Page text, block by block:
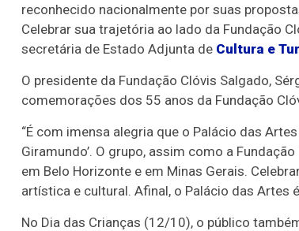
reconhecido nacionalmente por suas
Celebrar sua trajetória ao lado da Fundação
secretária de Estado Adjunta de Cultura e
O presidente da Fundação Clóvis Salgado,
comemorações dos 55 anos da Fundação
“É com imensa alegria que o Palácio das
Giramundo’. O grupo, assim como a
em Belo Horizonte e em Minas Gerais.
artística e cultural. Afinal, o Palácio das Artes
No Dia das Crianças (12/10), o público